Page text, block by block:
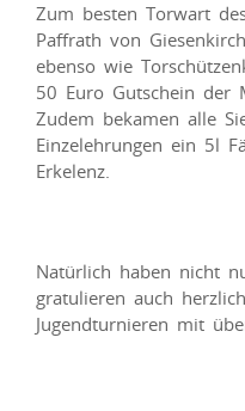
Zum besten Torwart
Paffrath von
ebenso wie
50 Euro Gutschein der
Zudem bekamen alle
Einzelehrungen ein 5l
Erkelenz.
Natürlich haben nicht
gratulieren auch
Jugendturnieren mit